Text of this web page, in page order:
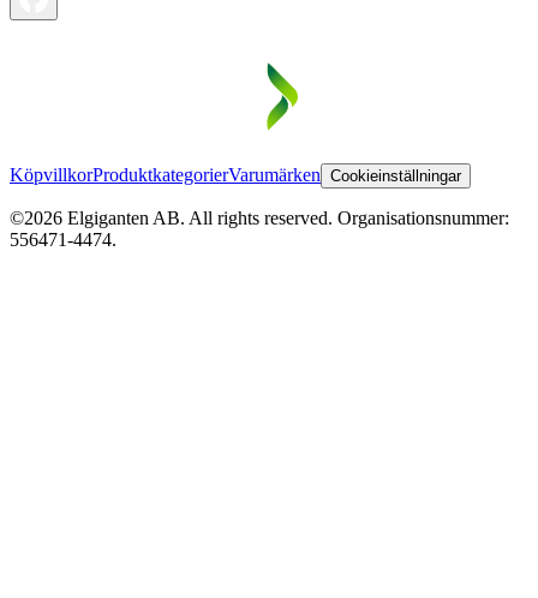
KöpvillkorProduktkategorierVarumärken Cookieinställningar
©2026 Elgiganten AB. All rights reserved. Organisationsnummer:
556471-4474.